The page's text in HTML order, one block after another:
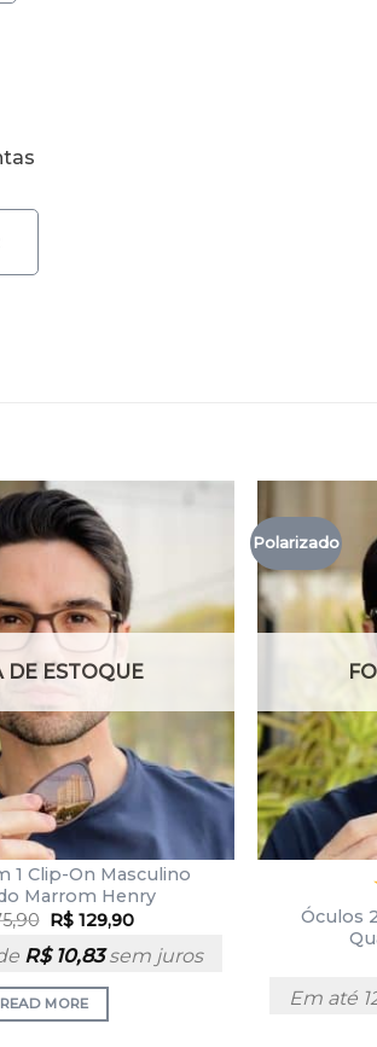
DE ESTOQUE
1 Clip-On Masculino
Marrom Henry
R$129,90
R$10,83sem juros
READ MORE
Polarizado
Óculos
Em até